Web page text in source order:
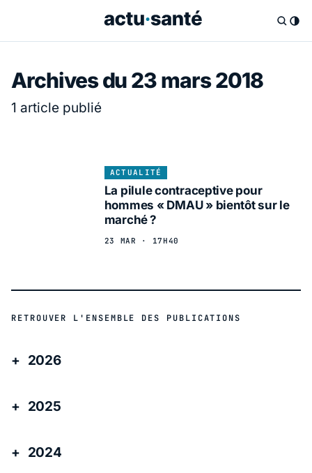
Archives du 23 mars 2018
1 article publié
ACTUALITÉ
La pilule contraceptive pour
hommes « DMAU » bientôt sur le
marché ?
23 MAR · 17H40
RETROUVER L'ENSEMBLE DES PUBLICATIONS
2026
2025
2024